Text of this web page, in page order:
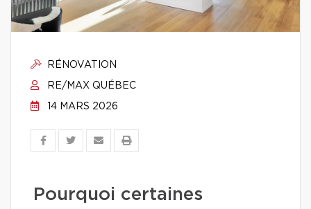
RÉNOVATION
RE/MAX QUÉBEC
14 MARS 2026
Pourquoi certaines